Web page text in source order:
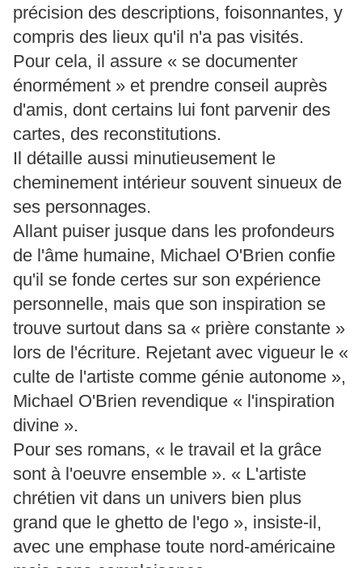
précision des descriptions, foisonnantes, y
compris des lieux qu'il n'a pas visités.
Pour cela, il assure « se documenter
énormément » et prendre conseil auprès
d'amis, dont certains lui font parvenir des
cartes, des reconstitutions.
Il détaille aussi minutieusement le
cheminement intérieur souvent sinueux de
ses personnages.
Allant puiser jusque dans les profondeurs
de l'âme humaine, Michael O'Brien confie
qu'il se fonde certes sur son expérience
personnelle, mais que son inspiration se
trouve surtout dans sa « prière constante »
lors de l'écriture. Rejetant avec vigueur le «
culte de l'artiste comme génie autonome »,
Michael O'Brien revendique « l'inspiration
divine ».
Pour ses romans, « le travail et la grâce
sont à l'oeuvre ensemble ». « L'artiste
chrétien vit dans un univers bien plus
grand que le ghetto de l'ego », insiste-il,
avec une emphase toute nord-américaine